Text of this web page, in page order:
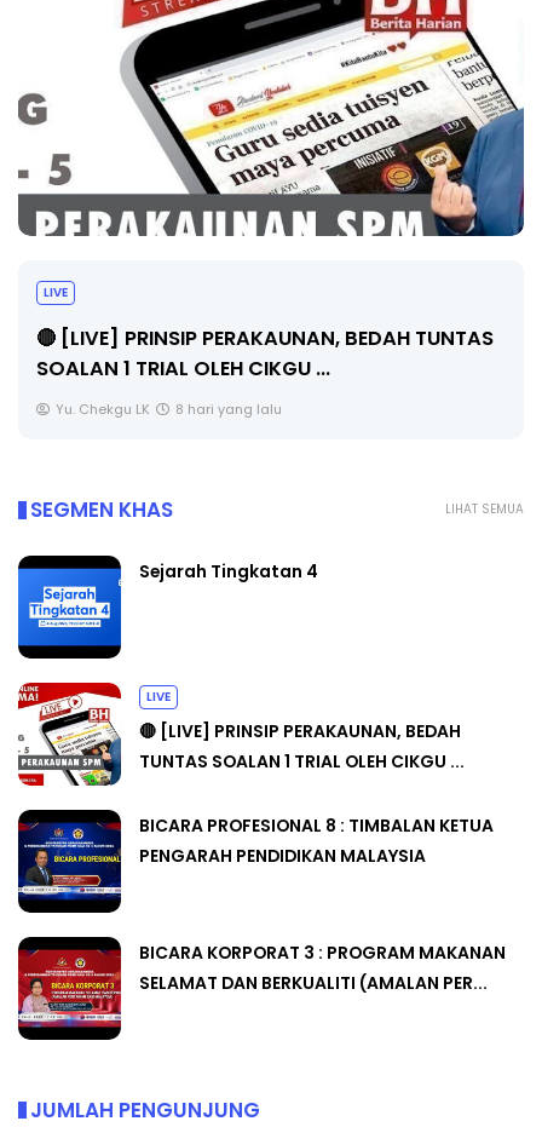
LIVE
🔴 [LIVE] PRINSIP PERAKAUNAN, BEDAH TUNTAS
SOALAN 1 TRIAL OLEH CIKGU ...
Yu. Chekgu LK 8 hari yang lalu
LIHAT SEMUA
SEGMEN KHAS
Sejarah Tingkatan 4
LIVE
🔴 [LIVE] PRINSIP PERAKAUNAN, BEDAH
TUNTAS SOALAN 1 TRIAL OLEH CIKGU ...
BICARA PROFESIONAL 8 : TIMBALAN KETUA
PENGARAH PENDIDIKAN MALAYSIA
BICARA KORPORAT 3 : PROGRAM MAKANAN
SELAMAT DAN BERKUALITI (AMALAN PER...
JUMLAH PENGUNJUNG